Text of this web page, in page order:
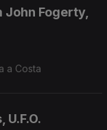
Fogerty,
a Costa